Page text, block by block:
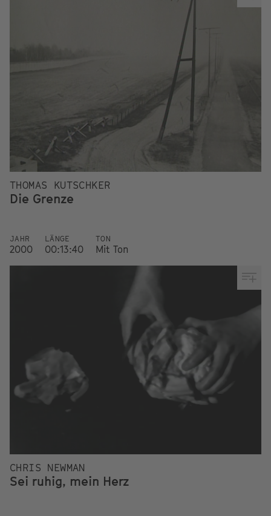
THOMAS KUTSCHKER
Die Grenze
JAHR
2000
LÄNGE
00:13:40
TON
Mit Ton
CHRIS NEWMAN
Sei ruhig, mein Herz